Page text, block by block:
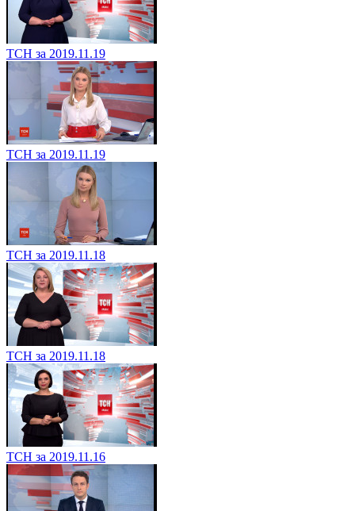
ТСН за 2019.11.19
ТСН за 2019.11.19
ТСН за 2019.11.18
ТСН за 2019.11.18
ТСН за 2019.11.16